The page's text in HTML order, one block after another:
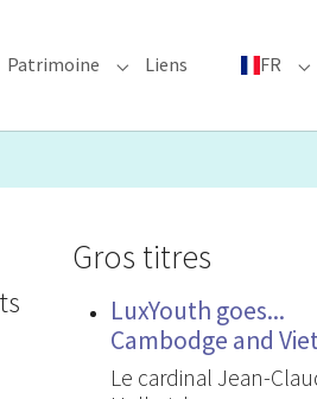
for "Événements phares"
Patrimoine Submenu for
Liens FR
Gros titres
LuxYouth goes...
Cambodge and
Le cardinal Jean-